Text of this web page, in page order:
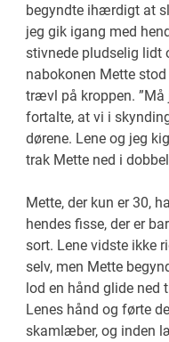
begyndte ihærdigt at
jeg gik igang med
stivnede pludselig lidt
nabokonen Mette
trævl på kroppen. ”Må
fortalte, at vi i
dørene. Lene og jeg
trak Mette ned i
Mette, der kun er 30,
hendes fisse, der er
sort. Lene vidste ikke
selv, men Mette
lod en hånd glide ned
Lenes hånd og førte
skamlæber, og inden